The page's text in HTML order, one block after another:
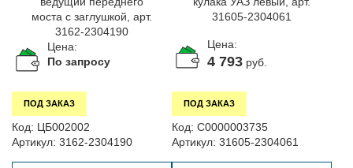
Цена:
По запросу
ПОД ЗАКАЗ
Код: ЦБ002002
Артикул: 3162-2304190
Цена:
4 793 руб.
ПОД ЗАКАЗ
Код: С0000003735
Артикул: 31605-2304061